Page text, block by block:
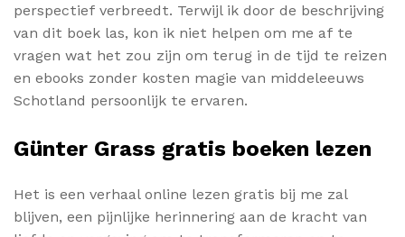
perspectief verbreedt. Terwijl ik door de beschrijving
van dit boek las, kon ik niet helpen om me af te
vragen wat het zou zijn om terug in de tijd te reizen
en ebooks zonder kosten magie van middeleeuws
Schotland persoonlijk te ervaren.
Günter Grass gratis boeken lezen
Het is een verhaal online lezen gratis bij me zal
blijven, een pijnlijke herinnering aan de kracht van